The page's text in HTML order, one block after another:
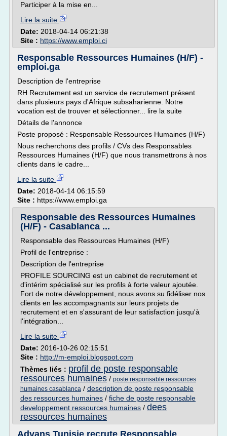
Participer à la mise en...
Lire la suite
Date: 2018-04-14 06:21:38
Site : https://www.emploi.ci
Responsable Ressources Humaines (H/F) -
emploi.ga
Description de l'entreprise
RH Recrutement est un service de recrutement présent
dans plusieurs pays d'Afrique subsaharienne. Notre
vocation est de trouver et sélectionner... lire la suite
Détails de l'annonce
Poste proposé : Responsable Ressources Humaines (H/F)
Nous recherchons des profils / CVs des Responsables
Ressources Humaines (H/F) que nous transmettrons à nos
clients dans le cadre...
Lire la suite
Date: 2018-04-14 06:15:59
Site : https://www.emploi.ga
Responsable des Ressources Humaines
(H/F) - Casablanca ...
Responsable des Ressources Humaines (H/F)
Profil de l'entreprise :
Description de l'entreprise
PROFILE SOURCING est un cabinet de recrutement et
d'intérim spécialisé sur les profils à forte valeur ajoutée.
Fort de notre développement, nous avons su fidéliser nos
clients en les accompagnants sur leurs projets de
recrutement et en s'assurant de leur satisfaction jusqu'à
l'intégration...
Lire la suite
Date: 2016-10-26 02:15:51
Site : http://m-emploi.blogspot.com
Thèmes liés : profil de poste responsable
ressources humaines / poste responsable ressources
humaines casablanca / description de poste responsable
des ressources humaines / fiche de poste responsable
developpement ressources humaines / dees
ressources humaines
Advans Tunisie recrute Responsable